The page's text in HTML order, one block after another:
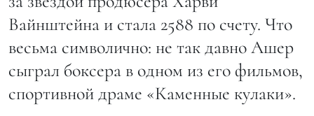
Вайнштейна и стала 2588 по счету. Что
весьма символично: не так давно Ашер
сыграл боксера в одном из его фильмов,
спортивной драме «Каменные кулаки».